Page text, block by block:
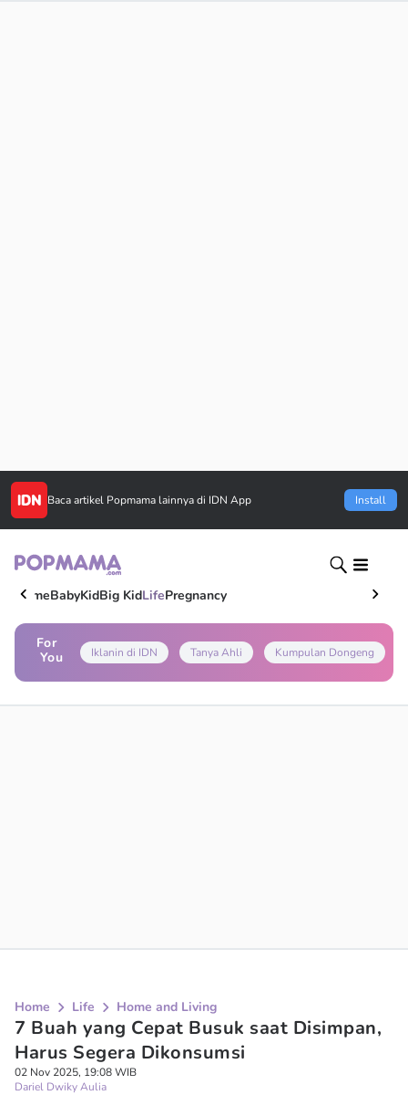
Baca artikel Popmama lainnya di IDN App Install
HomeBabyKidBig KidLifePregnancy
For
You
Iklanin di IDN Tanya Ahli Kumpulan Dongeng
Home Life Home and Living
7 Buah yang Cepat Busuk saat Disimpan,
Harus Segera Dikonsumsi
02 Nov 2025, 19:08 WIB
Dariel Dwiky Aulia